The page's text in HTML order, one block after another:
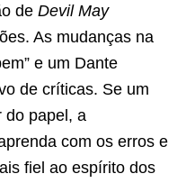
de Devil May
As mudanças na
e um Dante
de críticas. Se um
do papel, a
com os erros e
fiel ao espírito dos